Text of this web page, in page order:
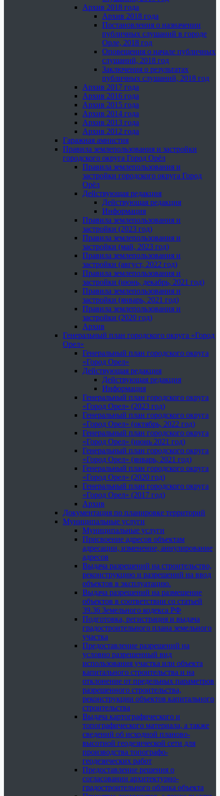
Архив 2018 года
Архив 2018 года
Постановления о назначении
публичных слушаний в городе
Орле, 2018 год
Оповещения о начале публичных
слушаний, 2018 год
Заключения о результатах
публичных слушаний, 2018 год
Архив 2017 года
Архив 2016 года
Архив 2015 года
Архив 2014 года
Архив 2013 года
Архив 2012 года
Гаражная амнистия
Правила землепользования и застройки
городского округа Город Орёл
Правила землепользования и
застройки городского округа Город
Орёл
Действующая редакция
Действующая редакция
Информация
Правила землепользования и
застройки (2023 год)
Правила землепользования и
застройки (май, 2023 год)
Правила землепользования и
застройки (август, 2022 год)
Правила землепользования и
застройки (июнь, декабрь, 2021 год)
Правила землепользования и
застройки (январь, 2021 год)
Правила землепользования и
застройки (2020 год)
Архив
Генеральный план городского округа «Город
Орел»
Генеральный план городского округа
«Город Орел»
Действующая редакция
Действующая редакция
Информация
Генеральный план городского округа
«Город Орел» (2023 год)
Генеральный план городского округа
«Город Орел» (октябрь, 2022 год)
Генеральный план городского округа
«Город Орел» (июнь 2021 год)
Генеральный план городского округа
«Город Орел» (январь, 2021 год)
Генеральный план городского округа
«Город Орел» (2020 год)
Генеральный план городского округа
«Город Орел» (2017 год)
Архив
Документация по планировке территорий
Муниципальные услуги
Муниципальные услуги
Присвоение адресов объектам
адресации, изменение, аннулирование
адресов
Выдача разрешений на строительство,
реконструкцию и разрешений на ввод
объектов в эксплуатацию.
Выдача разрешений на размещение
объектов в соответствии со статьей
39.36 Земельного кодекса РФ
Подготовка, регистрация и выдача
градостроительного плана земельного
участка
Предоставление разрешений на
условно разрешенный вид
использования участка или объекта
капитального строительства и на
отклонение от предельных параметров
разрешенного строительства,
реконструкции объектов капитального
строительства
Выдача картографического и
топографического материала, а также
сведений об исходной планово-
высотной геодезической сети для
производства топографо-
геодезических работ
Предоставление решения о
согласовании архитектурно-
градостроительного облика объекта